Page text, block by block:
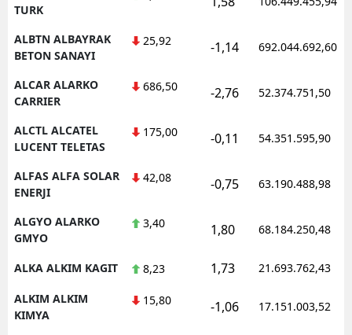
TURK
ALBTN ALBAYRAK
BETON SANAYI
25,92 -1,14 692.044.692,60
ALCAR ALARKO
CARRIER
686,50 -2,76 52.374.751,50
ALCTL ALCATEL
LUCENT TELETAS
175,00 -0,11 54.351.595,90
ALFAS ALFA SOLAR
ENERJI
42,08 -0,75 63.190.488,98
ALGYO ALARKO
GMYO
3,40 1,80 68.184.250,48
ALKA ALKIM KAGIT 8,23 1,73 21.693.762,43
ALKIM ALKIM
KIMYA
15,80 -1,06 17.151.003,52